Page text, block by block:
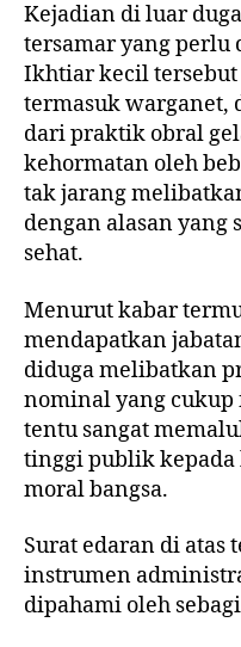
Kejadian di luar
tersamar yang perlu
Ikhtiar kecil
termasuk warganet,
dari praktik obral
kehormatan oleh
tak jarang
dengan alasan
sehat.
Menurut kabar
mendapatkan
diduga melibatkan
nominal yang cukup
tentu sangat
tinggi publik kepada
moral bangsa.
Surat edaran di atas
instrumen
dipahami oleh